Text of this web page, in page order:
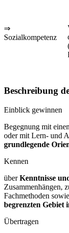
⇒
Sozialkompetenz
Beschreibung
Einblick gewinnen
Begegnung mit
oder mit Lern- und
grundlegende
Kennen
überKenntnisse
Zusammenhängen,
Fachmethoden
begrenzten Gebiet
Übertragen